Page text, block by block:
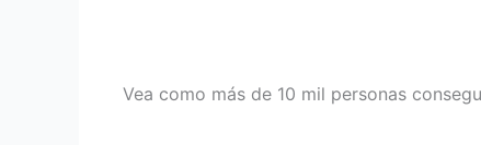
Vea como más de 10 mil personas